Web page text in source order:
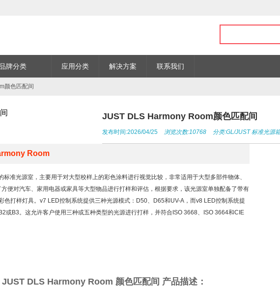
牌分类 应用分类 解决方案 联系我们
颜色匹配间
JUST DLS Harmony Room颜色匹配间
发布时间:2026/04/25 浏览次数:10768 分类:GL/JUST 标准光源
Room
准光源室，主要用于对大型校样上的彩色涂料进行视觉比较，非常适用于大型多部件物体、
便对汽车、家用电器或家具等大型物品进行打样和评估，根据要求，该光源室单独配备了带有
色打样灯具。v7 LED控制系统提供三种光源模式：D50、D65和UV-A，而v8 LED控制系统提
或B3。这允许客户使用三种或五种类型的光源进行打样，并符合ISO 3668、ISO 3664和CIE
JUST DLS Harmony Room 颜色匹配间 产品描述：